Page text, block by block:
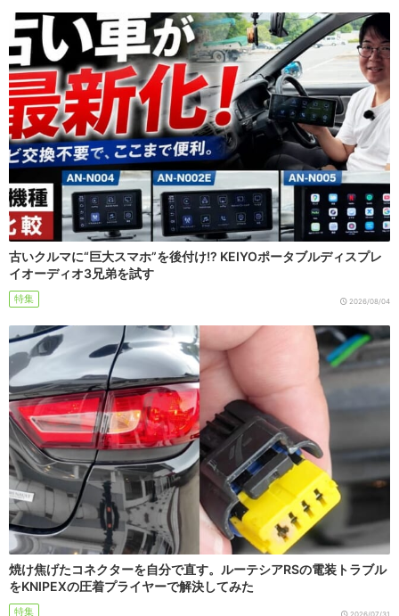
古いクルマに“巨大スマホ”を後付け!? KEIYOポータブルディスプレ
イオーディオ3兄弟を試す
特集 2026/08/04
焼け焦げたコネクターを自分で直す。ルーテシアRSの電装トラブル
をKNIPEXの圧着プライヤーで解決してみた
特集